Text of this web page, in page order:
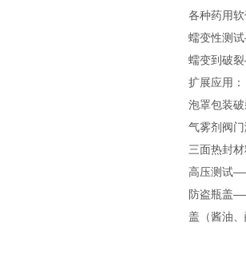
各种药用
蠕变性测
蠕变到破
扩展应用：
泡罩包装
气雾剂阀
三面热封
高压测试
防盗瓶盖
盖（酱油